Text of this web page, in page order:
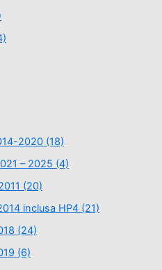
2020 (18)
– 2025 (4)
(20)
inclusa HP4 (21)
(24)
(6)